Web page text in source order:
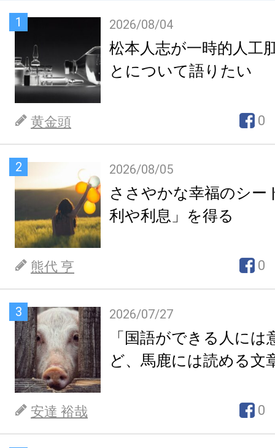
1 2026/08/04
松本人志が一時的人工
とについて語りたい
黄金頭 0
2 2026/08/05
ささやかな幸福のシー
利や利息」を得る
熊代 亨 0
3 2026/07/27
「国語ができる人には
ど、馬鹿には読める文
安達 裕哉 0